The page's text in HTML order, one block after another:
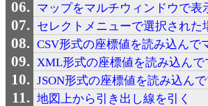
マップをマルチウィンドウで表
セレクトメニューで選択された
CSV形式の座標値を読み込んで
XML形式の座標値を読み込んで
JSON形式の座標値を読み込ん
地図上から引き出し線を引く